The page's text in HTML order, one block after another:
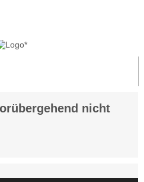
nicht